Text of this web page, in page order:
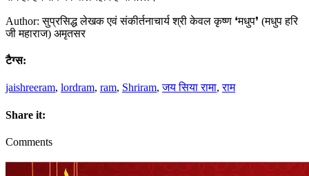
Author: सुप्रसिद्ध लेखक एवं संकीर्तनाचार्य श्री केवल कृष्ण ❛मधुप❜ (मधुप हरि
जी महाराज) अमृतसर
टैग्स:
jaishreeram, lordram, ram, Shriram,जय सिया रामा,राम
Share it:
Comments